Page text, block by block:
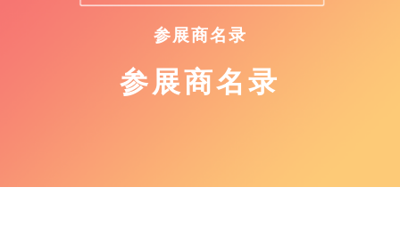
参展商名录
参展商名录